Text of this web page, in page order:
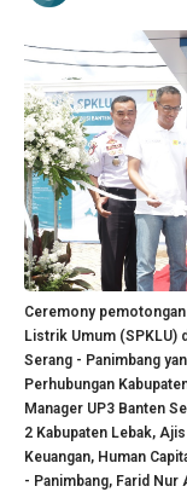
Ceremony
Listrik Umum (SPKLU)
Serang - Panimbang
Perhubungan
Manager UP3 Banten
2 Kabupaten Lebak,
Keuangan, Human
- Panimbang, Farid Nur